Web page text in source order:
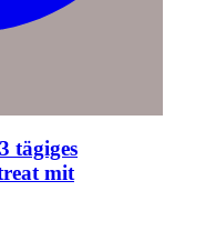
tägiges
mit